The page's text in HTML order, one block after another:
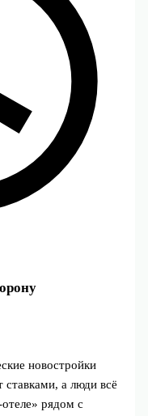
новостройки
ставками, а люди всё
рядом с